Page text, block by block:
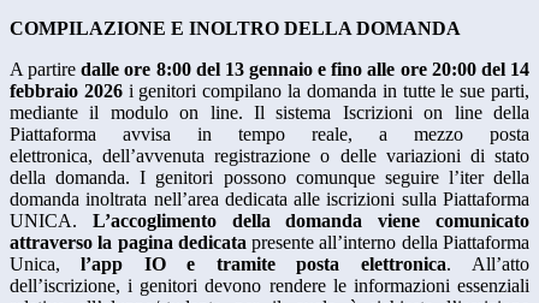
COMPILAZIONE E INOLTRO DELLA DOMANDA
A partiredalle ore 8:00 del 13 gennaio e fino alle ore 20:00 del 14
febbraio 2026i genitori compilano la domanda in tutte le sue parti,
mediante il modulo on line. Il sistema Iscrizioni on line della
Piattaforma avvisa in tempo reale, a mezzo posta
elettronica, dell’avvenuta registrazione o delle variazioni di stato
della domanda. I genitori possono comunque seguire l’iter della
domanda inoltrata nell’area dedicata alle iscrizioni sulla Piattaforma
UNICA. L’accoglimento della domanda viene comunicato
attraverso la pagina dedicatapresente all’interno della Piattaforma
Unica,l’app IO e tramite posta elettronica. All’atto
dell’iscrizione, i genitori devono rendere le informazioni essenziali